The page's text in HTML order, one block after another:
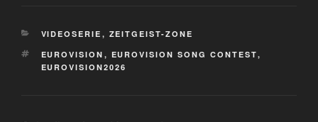
KATEGORIEN
VIDEOSERIE , ZEITGEIST-ZONE
SCHLAGWÖRTER
EUROVISION , EUROVISION SONG CONTEST,
EUROVISION2026